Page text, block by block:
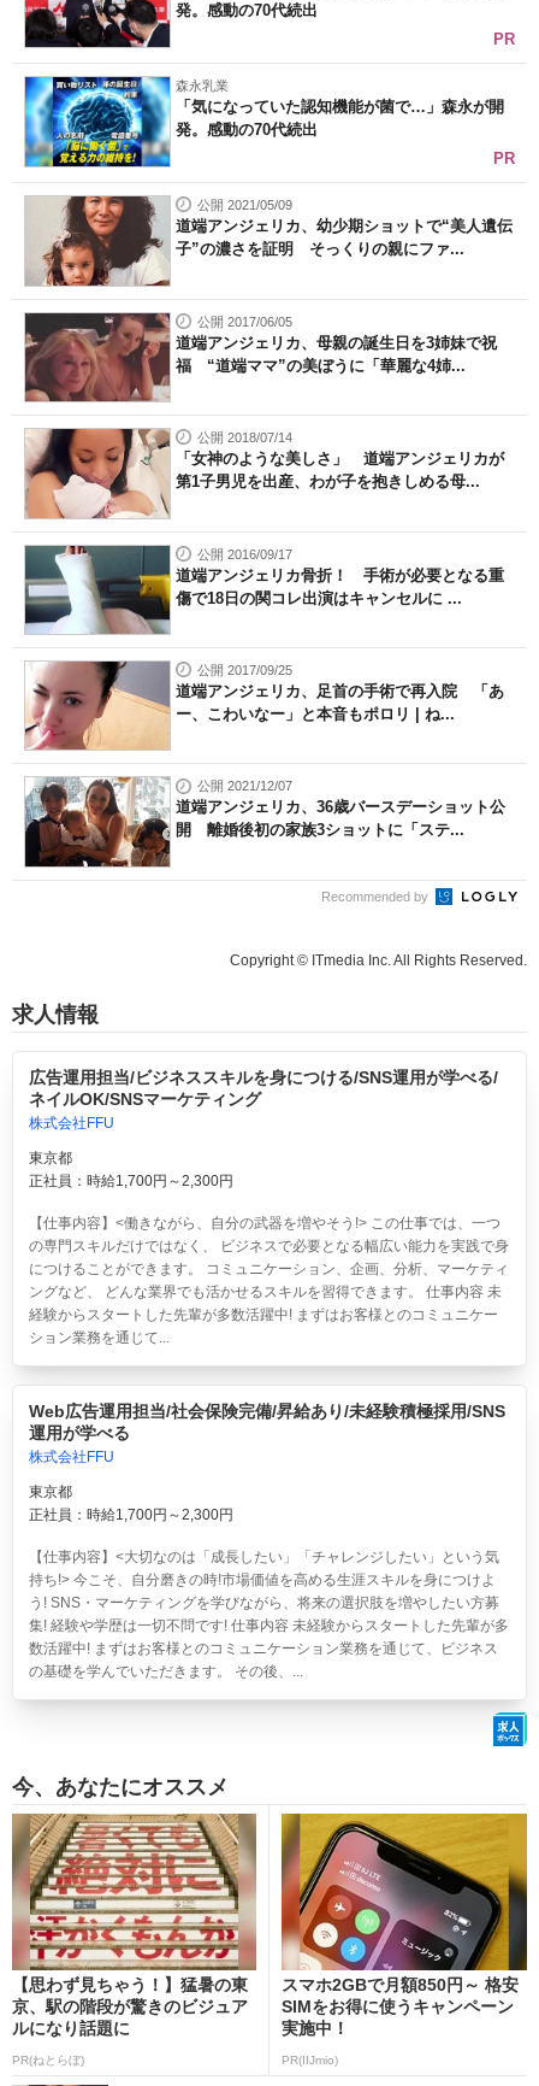
発。感動の70代続出
PR
森永乳業
「気になっていた認知機能が菌で…」森永が開
発。感動の70代続出
PR
公開 2021/05/09
道端アンジェリカ、幼少期ショットで“美人遺伝
子”の濃さを証明 そっくりの親にファ...
公開 2017/06/05
道端アンジェリカ、母親の誕生日を3姉妹で祝
福 “道端ママ”の美ぼうに「華麗な4姉...
公開 2018/07/14
「女神のような美しさ」 道端アンジェリカが
第1子男児を出産、わが子を抱きしめる母...
公開 2016/09/17
道端アンジェリカ骨折！ 手術が必要となる重
傷で18日の関コレ出演はキャンセルに ...
公開 2017/09/25
道端アンジェリカ、足首の手術で再入院 「あ
ー、こわいなー」と本音もポロリ | ね...
公開 2021/12/07
道端アンジェリカ、36歳バースデーショット公
開 離婚後初の家族3ショットに「ステ...
Recommended by
Copyright © ITmedia Inc. All Rights Reserved.
求人情報
広告運用担当/ビジネススキルを身につける/SNS運用が学べる/
ネイルOK/SNSマーケティング
株式会社FFU
東京都
正社員：時給1,700円～2,300円
【仕事内容】<働きながら、自分の武器を増やそう!> この仕事では、一つ
の専門スキルだけではなく、 ビジネスで必要となる幅広い能力を実践で身
につけることができます。 コミュニケーション、企画、分析、マーケティ
ングなど、 どんな業界でも活かせるスキルを習得できます。 仕事内容 未
経験からスタートした先輩が多数活躍中! まずはお客様とのコミュニケー
ション業務を通じて...
Web広告運用担当/社会保険完備/昇給あり/未経験積極採用/SNS
運用が学べる
株式会社FFU
東京都
正社員：時給1,700円～2,300円
【仕事内容】<大切なのは「成長したい」「チャレンジしたい」という気
持ち!> 今こそ、自分磨きの時!市場価値を高める生涯スキルを身につけよ
う! SNS・マーケティングを学びながら、将来の選択肢を増やしたい方募
集! 経験や学歴は一切不問です! 仕事内容 未経験からスタートした先輩が多
数活躍中! まずはお客様とのコミュニケーション業務を通じて、ビジネス
の基礎を学んでいただきます。 その後、...
今、あなたにオススメ
【思わず見ちゃう！】猛暑の東
京、駅の階段が驚きのビジュア
ルになり話題に
PR(ねとらぼ)
スマホ2GBで月額850円～ 格安
SIMをお得に使うキャンペーン
実施中！
PR(IIJmio)